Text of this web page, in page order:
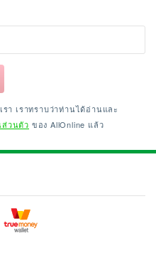
า เราทราบว่าท่านได้อ่านและ
ส่วนตัว ของ AllOnline แล้ว